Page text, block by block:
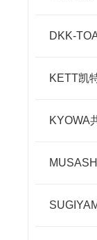
DKK-
KETT凯
KYOWA